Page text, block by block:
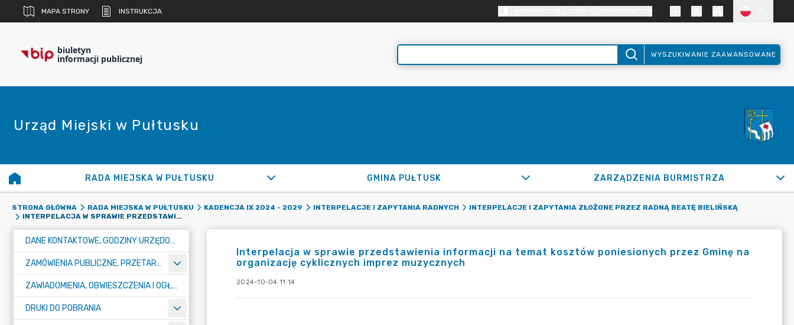
MAPA STRONY INSTRUKCJA
biuletyn
informacji publicznej WYSZUKIWANIE ZAAWANSOWANE
Urząd Miejski w Pułtusku
RADA MIEJSKA W PUŁTUSKU GMINA PUŁTUSK ZARZĄDZENIA BURMISTRZA
STRONA GŁÓWNA RADA MIEJSKA W PUŁTUSKU KADENCJA IX 2024 - 2029 INTERPELACJE I ZAPYTANIA RADNYCH
INTERPELACJE I ZAPYTANIA ZŁOŻONE PRZEZ RADNĄ BEATĘ BIELIŃSKĄ
INTERPELACJA W SPRAWIE PRZEDSTAWIENIA INFORMACJI NA TEMAT KOSZTÓW PONIESIONYCH PRZEZ GMINĘ NA ORGANIZACJĘ CYKLICZNYCH IMPREZ MUZYCZNYCH
DANE KONTAKTOWE, GODZINY URZĘDOWANIA I NUMER KONTA BANKOWEGO
ZAMÓWIENIA PUBLICZNE, PRZETARGI, KONKURSY
ZAWIADOMIENIA, OBWIESZCZENIA I OGŁOSZENIA
DRUKI DO POBRANIA
Interpelacja w sprawie przedstawienia informacji na temat kosztów poniesionych przez Gminę na
organizację cyklicznych imprez muzycznych
2024-10-04 11:14